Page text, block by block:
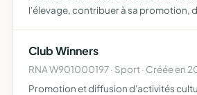
l'élevage, contribuer à sa promotion,
Club Winners
RNA W901000197 · Sport · Créée en
Promotion et diffusion d'activités